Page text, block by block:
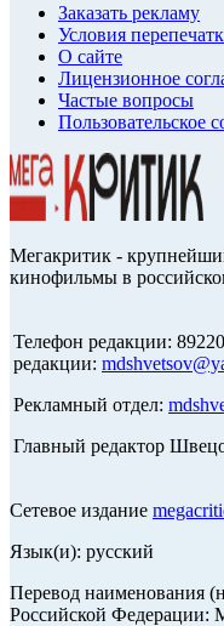
Заказать рекламу
Условия
О сайте
Лицензионное
Частые вопросы
Пользовательское
Мегакритик -
кинофильмы в
Телефон редакции:
редакции:
Рекламный отдел:
Главный редактор
Сетевое издание
Язык(и): русский
Перевод наименования
Российской Федерации: